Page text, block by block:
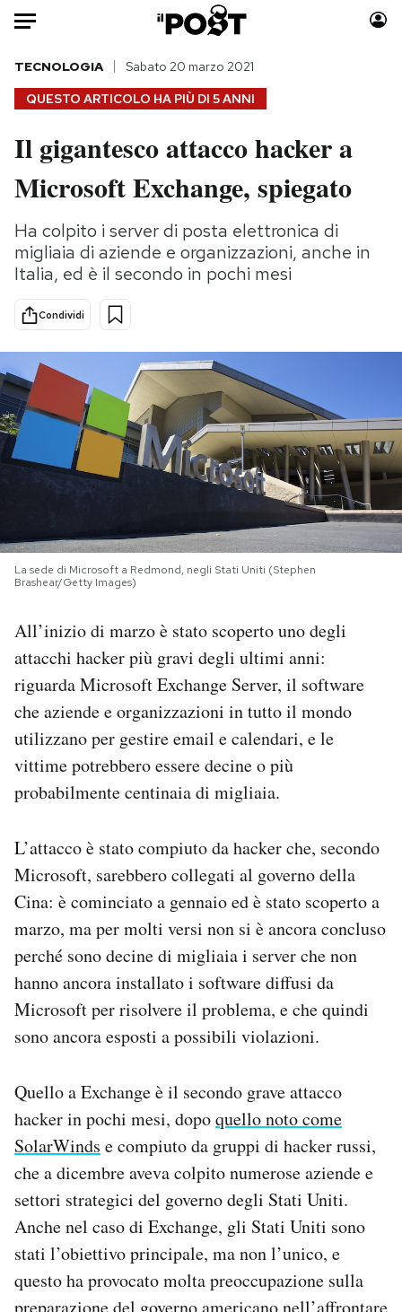
Auto
HOME
Italia
Politica
Tecnologia
Internet
Scienza
Cultura
Economia
Moda
Consumismi
Storie/Idee
Ok Boomer!
Media
PODCAST
NEWSLETTER
I MIEI PREFERITI
AREA PERSONALE
Area Personale
Newsletter
Regala il Post
QUESTO ARTICOLO HA PIÙ DI 5 ANNI
TECNOLOGIA Sabato 20 marzo 2021
Il gigantesco attacco hacker a
Microsoft Exchange, spiegato
Ha colpito i server di posta elettronica di
migliaia di aziende e organizzazioni, anche in
Italia, ed è il secondo in pochi mesi
Condividi
La sede di Microsoft a Redmond, negli Stati Uniti (Stephen
Brashear/Getty Images)
All’inizio di marzo è stato scoperto uno degli
attacchi hacker più gravi degli ultimi anni:
riguarda Microsoft Exchange Server, il software
che aziende e organizzazioni in tutto il mondo
utilizzano per gestire email e calendari, e le
vittime potrebbero essere decine o più
probabilmente centinaia di migliaia.
L’attacco è stato compiuto da hacker che, secondo
Microsoft, sarebbero collegati al governo della
Cina: è cominciato a gennaio ed è stato scoperto a
marzo, ma per molti versi non si è ancora concluso
perché sono decine di migliaia i server che non
hanno ancora installato i software diffusi da
Microsoft per risolvere il problema, e che quindi
sono ancora esposti a possibili violazioni.
Quello a Exchange è il secondo grave attacco
hacker in pochi mesi, dopoquello noto come
SolarWinds e compiuto da gruppi di hacker russi,
che a dicembre aveva colpito numerose aziende e
settori strategici del governo degli Stati Uniti.
Anche nel caso di Exchange, gli Stati Uniti sono
stati l’obiettivo principale, ma non l’unico, e
questo ha provocato molta preoccupazione sulla